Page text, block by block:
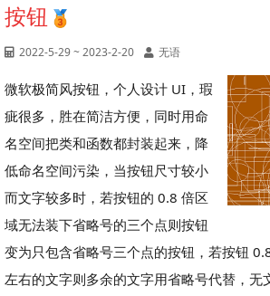
按钮
2022-5-29 ~ 2023-2-20 无语
微软极简风按钮，个人设计 UI，瑕
疵很多，胜在简洁方便，同时用命
名空间把类和函数都封装起来，降
低命名空间污染，当按钮尺寸较小
而文字较多时，若按钮的 0.8 倍区
域无法装下省略号的三个点则按钮
变为只包含省略号三个点的按钮，若按钮
左右的文字则多余的文字用省略号代替，无